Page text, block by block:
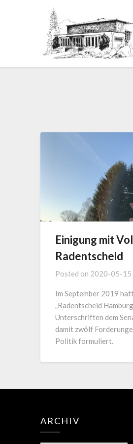
Einigung mit
Radentscheid
Posted on 2020-05-15
Im September 2019
„Radentscheid
Unterschriften dem
damit zwölf
Politik formuliert.
ARCHIV